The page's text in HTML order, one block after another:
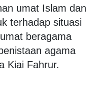
umat Islam dan
terhadap situasi
beragama
agama
Kiai Fahrur.